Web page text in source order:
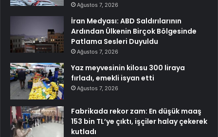
Ağustos 7, 2026
İran Medyası: ABD Saldırılarının
Ardından Ülkenin Birçok Bölgesinde
Patlama Sesleri Duyuldu
Ağustos 7, 2026
Yaz meyvesinin kilosu 300 liraya
fırladı, emekli isyan etti
Ağustos 7, 2026
Fabrikada rekor zam: En düşük maaş
153 bin TL’ye çıktı, işçiler halay çekerek
kutladı